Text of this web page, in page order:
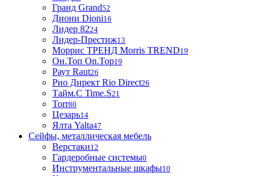
Гранд Grand52
Диони Dioni16
Лидер 8224
Лидер-Престиж13
Моррис ТРЕНД Morris TREND19
Он.Топ On.Top19
Раут Raut26
Рио Директ Rio Direct26
Тайм.С Time.S21
Torr80
Цезарь14
Ялта Yalta47
Сейфы, металлическая мебель
Верстаки12
Гардеробные системы0
Инструментальные шкафы10